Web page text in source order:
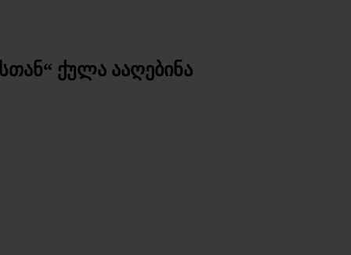
ქულა ააღებინა